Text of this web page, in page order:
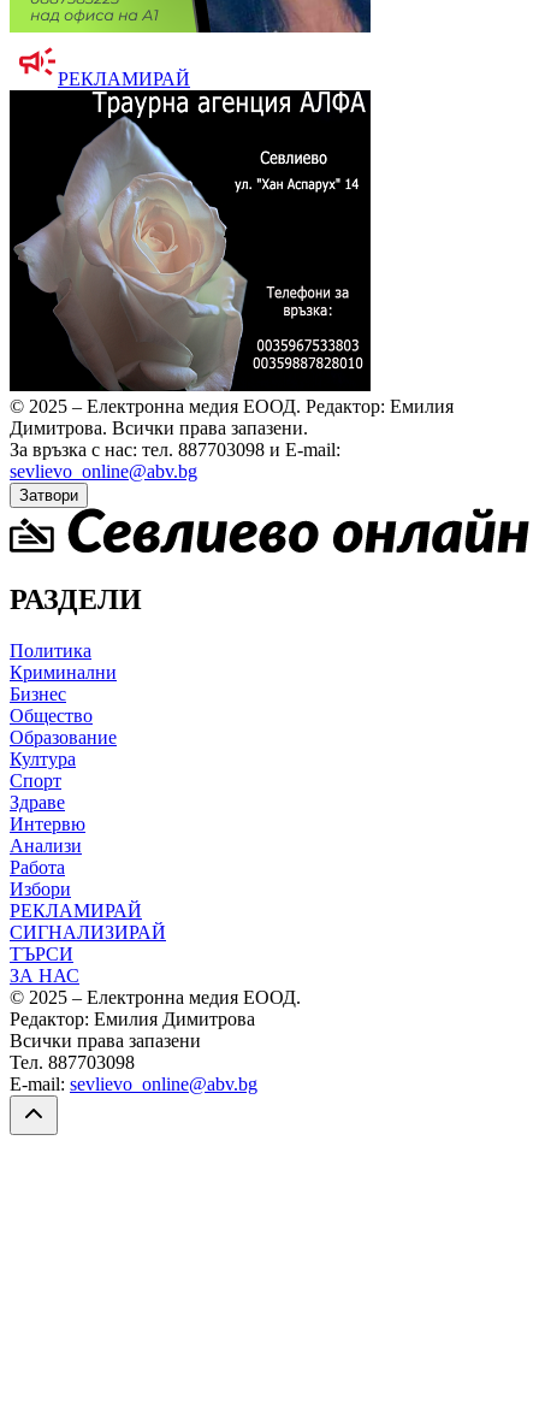
РЕКЛАМИРАЙ
© 2025 – Електронна медия ЕООД. Редактор: Емилия
Димитрова. Всички права запазени.
За връзка с нас: тел. 887703098 и E-mail:
sevlievo_online@abv.bg
Затвори
РАЗДЕЛИ
Политика
Криминални
Бизнес
Общество
Образование
Култура
Спорт
Здраве
Интервю
Анализи
Работа
Избори
РЕКЛАМИРАЙ
СИГНАЛИЗИРАЙ
ТЪРСИ
ЗА НАС
© 2025 – Електронна медия ЕООД.
Редактор: Емилия Димитрова
Всички права запазени
Тел. 887703098
E-mail: sevlievo_online@abv.bg